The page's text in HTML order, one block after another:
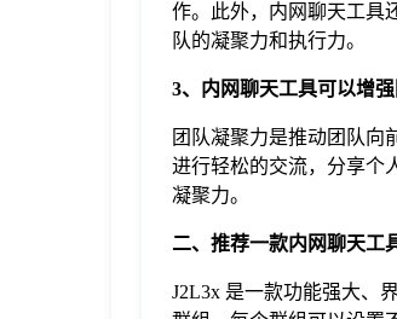
作。此外，内网聊天工具
队的凝聚力和执行力。
3、内网聊天工具可以增
团队凝聚力是推动团队向
进行轻松的交流，分享个
凝聚力。
二、推荐一款内网聊天工
J2L3x 是一款功能强大、